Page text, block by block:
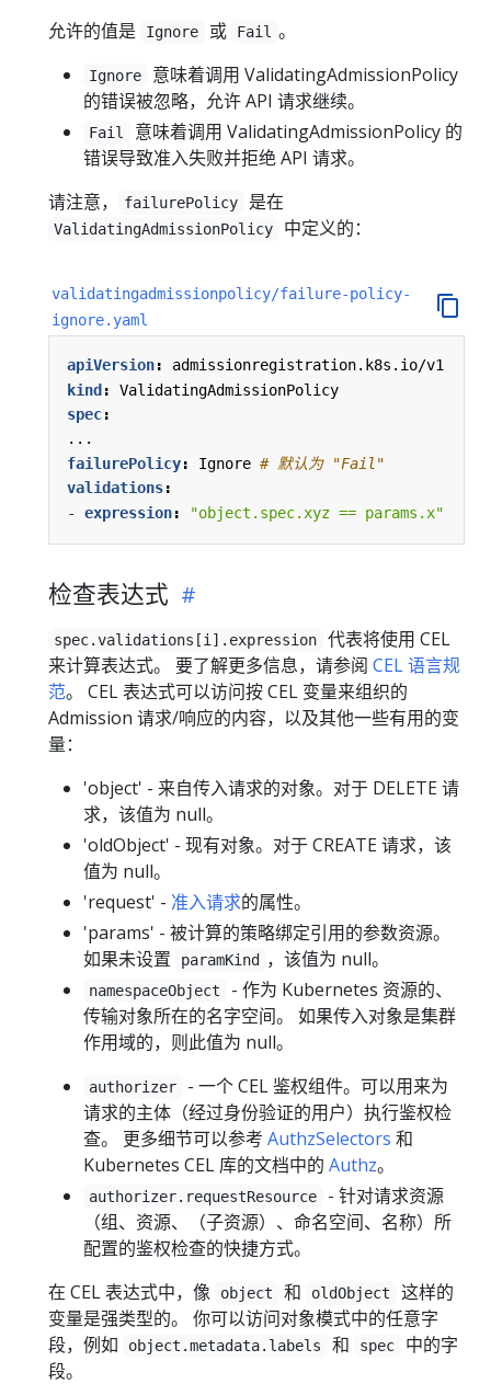
允许的值是
Ignore 或 Fail 。
Ignore
意味着调用 ValidatingAdmissionPolicy
的错误被忽略，允许 API 请求继续。
Fail
意味着调用 ValidatingAdmissionPolicy 的
错误导致准入失败并拒绝 API 请求。
请注意，
failurePolicy 是在
ValidatingAdmissionPolicy 中定义的：
validatingadmissionpolicy/failure-policy-
ignore.yaml
apiVersion:
admissionregistration.k8s.io/v1
kind :
ValidatingAdmissionPolicy
spec:
...
failurePolicy: Ignore # 默认为 "Fail"
validations:
- expression: "object.spec.xyz == params.x"
检查表达式
spec.validations[i].expression
代表将使用 CEL
来计算表达式。 要了解更多信息，请参阅 CEL 语言规
范。 CEL 表达式可以访问按 CEL 变量来组织的
Admission 请求/响应的内容，以及其他一些有用的变
量：
'object' - 来自传入请求的对象。对于 DELETE 请
求，该值为 null。
'oldObject' - 现有对象。对于 CREATE 请求，该
值为 null。
'request' - 准入请求的属性。
'params' - 被计算的策略绑定引用的参数资源。
如果未设置
paramKind ，该值为 null。
namespaceObject
- 作为 Kubernetes 资源的、
传输对象所在的名字空间。 如果传入对象是集群
作用域的，则此值为 null。
authorizer
- 一个 CEL 鉴权组件。可以用来为
请求的主体（经过身份验证的用户）执行鉴权检
查。 更多细节可以参考 AuthzSelectors 和
Kubernetes CEL 库的文档中的 Authz。
authorizer.requestResource
- 针对请求资源
（组、资源、（子资源）、命名空间、名称）所
配置的鉴权检查的快捷方式。
在 CEL 表达式中，像
object 和 oldObject
这样的
变量是强类型的。 你可以访问对象模式中的任意字
段，例如
object.metadata.labels 和 spec
中的字
段。